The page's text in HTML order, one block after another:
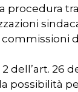
procedura
dell’art. 26
la possibilità